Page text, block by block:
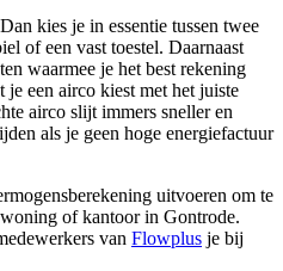
kies je in essentie tussen twee
of een vast toestel. Daarnaast
waarmee je het best rekening
een airco kiest met het juiste
airco slijt immers sneller en
als je geen hoge energiefactuur
uitvoeren om te
of kantoor in Gontrode.
van Flowplus je bij